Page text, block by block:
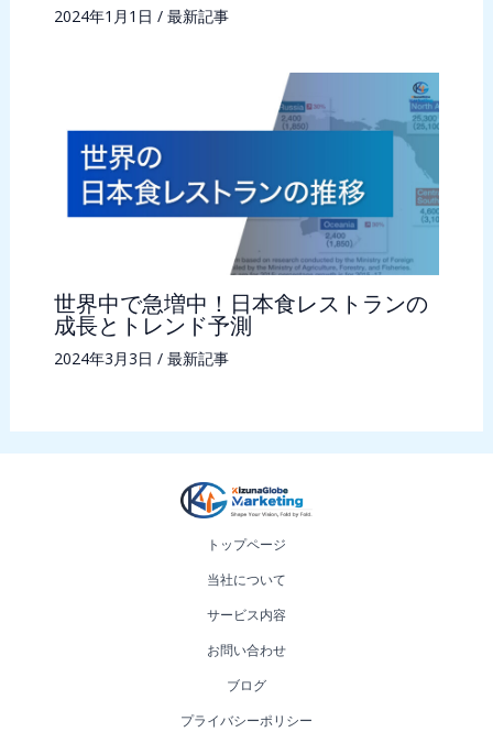
2024年1月1日 / 最新記事
世界中で急増中！日本食レストランの
成長とトレンド予測
2024年3月3日 / 最新記事
トップページ
当社について
サービス内容
お問い合わせ
ブログ
プライバシーポリシー